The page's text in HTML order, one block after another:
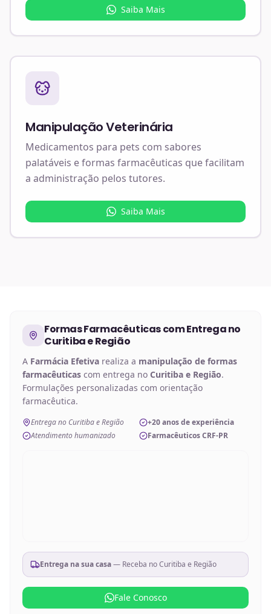
Saiba Mais
Manipulação Veterinária
Medicamentos para pets com sabores
palatáveis e formas farmacêuticas que facilitam
a administração pelos tutores.
Saiba Mais
Formas Farmacêuticascom Entrega no
Curitiba e Região
A Farmácia Efetiva realiza a manipulação de formas
farmacêuticas com entrega no Curitiba e Região.
Formulações personalizadas com orientação
farmacêutica.
Entrega no Curitiba e Região
+20 anos de experiência
Atendimento humanizado
Farmacêuticos CRF-PR
Entrega na sua casa— Receba noCuritiba e Região
Fale Conosco